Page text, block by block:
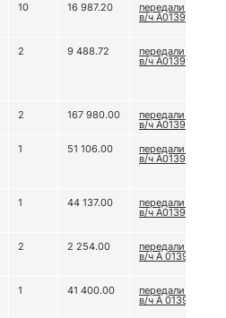
10 16 987.20 передали до
в/ч А0139
2 9 488.72 передали до
в/ч А0139
2 167 980.00 передали до
в/ч А0139
1 51 106.00 передали до
в/ч А0139
1 44 137.00 передали до
в/ч А0139
2 2 254.00 передали до
в/ч А 0139
1 41 400.00 передали до
в/ч А 0139